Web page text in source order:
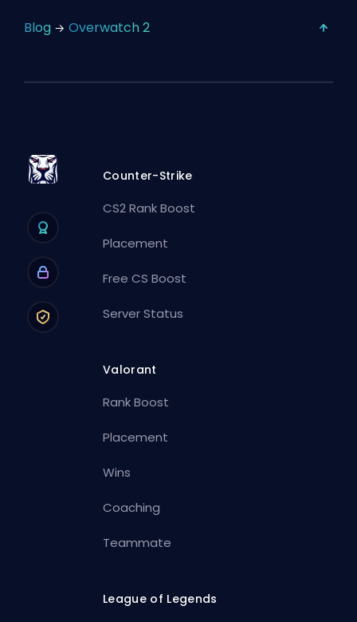
Blog Overwatch 2
Counter-Strike
CS2 Rank Boost
Placement
Free CS Boost
Server Status
Valorant
Rank Boost
Placement
Wins
Coaching
Teammate
League of Legends